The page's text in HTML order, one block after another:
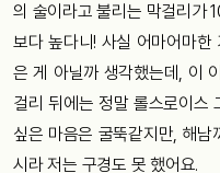
의 술이라고 불리는 막걸리가
보다 높다니! 사실 어마어마
은 게 아닐까 생각했는데, 이
걸리 뒤에는 정말 롤스로이스
싶은 마음은 굴뚝같지만, 해
시라 저는 구경도 못 했어요.